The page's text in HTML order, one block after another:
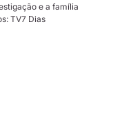
e a família
TV7 Dias